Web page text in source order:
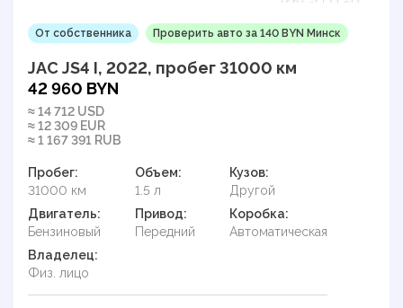
От собственника Проверить авто за 140 BYN Минск
JAC JS4 I, 2022, пробег 31000 км
42 960 BYN
≈ 14 712 USD
≈ 12 309 EUR
≈ 1 167 391 RUB
Пробег:
31000 км
Объем:
1.5 л
Кузов:
Другой
Двигатель:
Бензиновый
Привод:
Передний
Коробка:
Автоматическая
Владелец:
Физ. лицо